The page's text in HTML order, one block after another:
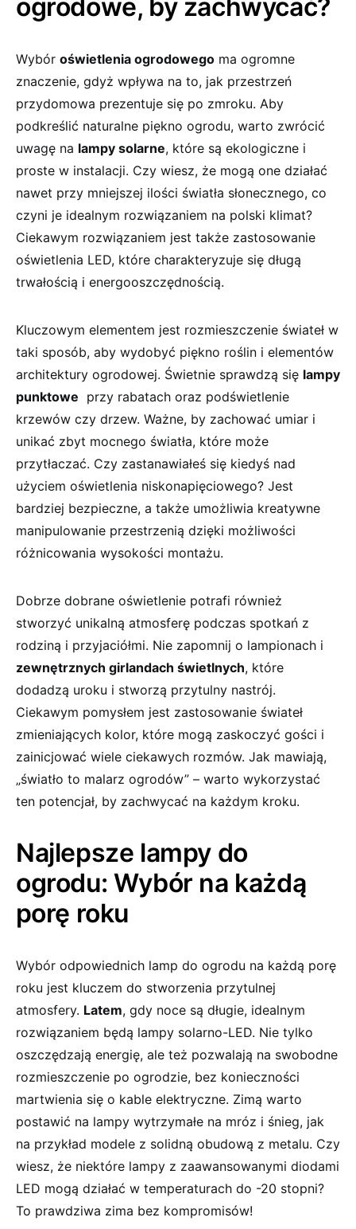
ogrodowe, by ‌zachwycać?
Wybór oświetlenia ‌ogrodowego ⁣ma ⁤ogromne‌
znaczenie,‍ gdyż wpływa na to, jak przestrzeń
przydomowa prezentuje się⁢ po zmroku. Aby
podkreślić ⁣naturalne piękno ​ogrodu, warto‍ zwrócić
uwagę na lampy solarne,⁢ które są ekologiczne i
proste w instalacji.​ Czy⁣ wiesz, że mogą one działać
nawet przy ​mniejszej ilości‍ światła ⁣słonecznego, co
czyni je idealnym rozwiązaniem na‌ polski klimat?
⁢Ciekawym rozwiązaniem jest także zastosowanie
oświetlenia LED, które charakteryzuje ‍się długą
trwałością i energooszczędnością.
Kluczowym elementem jest‍ rozmieszczenie świateł ‍w
taki sposób,​ aby wydobyć piękno roślin i elementów
architektury ogrodowej. Świetnie sprawdzą ⁢się lampy
⁣punktowe ⁣ przy rabatach oraz podświetlenie
krzewów czy drzew. Ważne, by zachować umiar ⁣i
unikać zbyt mocnego światła, które może
przytłaczać. Czy ⁢zastanawiałeś się kiedyś nad
użyciem oświetlenia niskonapięciowego?‌ Jest
bardziej⁢ bezpieczne,‍ a także⁣ umożliwia ​kreatywne
manipulowanie⁢ przestrzenią⁤ dzięki możliwości‌
różnicowania wysokości⁢ montażu.
Dobrze​ dobrane ‍oświetlenie potrafi również
stworzyć unikalną atmosferę podczas spotkań z
rodziną i przyjaciółmi. Nie​ zapomnij o lampionach i
zewnętrznych girlandach świetlnych, które
dodadzą uroku i stworzą przytulny nastrój.
Ciekawym pomysłem ⁢jest zastosowanie⁣ świateł
zmieniających⁤ kolor, które mogą zaskoczyć ⁣gości i
zainicjować wiele ciekawych rozmów. Jak mawiają,
„światło ‍to malarz ⁣ogrodów”‍ – warto wykorzystać
ten ⁣potencjał, by⁤ zachwycać na każdym ⁢kroku.
Najlepsze lampy do
ogrodu:‍ Wybór na każdą
⁣porę roku
Wybór odpowiednich lamp do ‌ogrodu ‌na ⁢każdą ​porę
‌roku ⁣jest kluczem do ⁢stworzenia‍ przytulnej‌
atmosfery. Latem, gdy noce są długie, idealnym
rozwiązaniem będą lampy ⁤solarno-LED.‌ Nie ‍tylko⁣
oszczędzają energię, ale też pozwalają na ‌swobodne⁣
rozmieszczenie po ogrodzie, bez⁢ konieczności
martwienia się o kable elektryczne. Zimą‌ warto‍
postawić na lampy ⁣wytrzymałe⁢ na​ mróz i śnieg, jak ​
na przykład ​modele​ z ​solidną‍ obudową z‍ metalu. ⁣Czy
wiesz, że niektóre lampy z zaawansowanymi diodami
LED mogą ⁤działać w temperaturach do -20 stopni?
To prawdziwa​ zima bez kompromisów!